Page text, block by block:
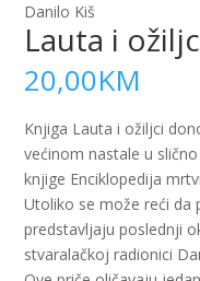
Danilo Kiš
Lauta i
20,00KM
Knjiga Lauta i ožiljci
većinom nastale u
knjige Enciklopedija
Utoliko se može reći da
predstavljaju poslednji
stvaralačkoj radionici